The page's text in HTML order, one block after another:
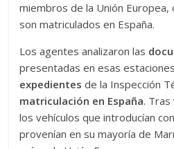
miembros de la Unión
son matriculados en España.
Los agentes analizaron las
presentadas en esas
expedientes de la Inspección
matriculación en España.
los vehículos que introducían con
provenían en su mayoría de